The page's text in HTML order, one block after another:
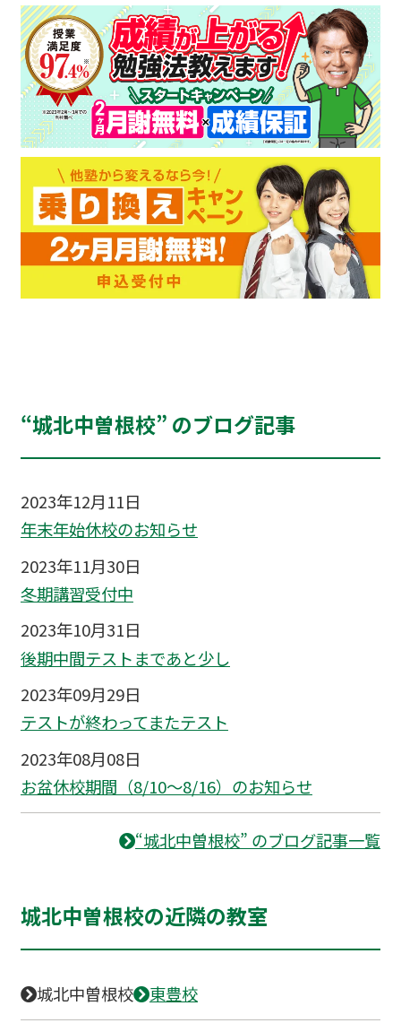
“城北中曽根校” のブログ記事
2023年12月11日
年末年始休校のお知らせ
2023年11月30日
冬期講習受付中
2023年10月31日
後期中間テストまであと少し
2023年09月29日
テストが終わってまたテスト
2023年08月08日
お盆休校期間（8/10～8/16）のお知らせ
“城北中曽根校” のブログ記事一覧
城北中曽根校の近隣の教室
城北中曽根校 東豊校